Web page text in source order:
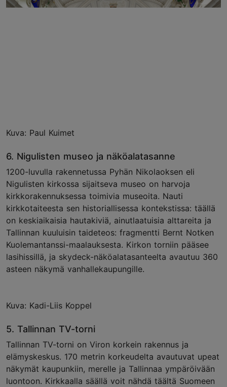
Kuva: Paul Kuimet
6. Nigulisten museo ja näköalatasanne
1200-luvulla rakennetussa Pyhän Nikolaoksen eli
Nigulisten kirkossa sijaitseva museo on harvoja
kirkkorakennuksessa toimivia museoita. Nauti
kirkkotaiteesta sen historiallisessa kontekstissa: täällä
on keskiaikaisia hautakiviä, ainutlaatuisia alttareita ja
Tallinnan kuuluisin taideteos: fragmentti Bernt Notken
Kuolemantanssi-maalauksesta. Kirkon torniin pääsee
lasihissillä, ja skydeck-näköalatasanteelta avautuu 360
asteen näkymä vanhallekaupungille.
Kuva: Kadi-Liis Koppel
5. Tallinnan TV-torni
Tallinnan TV-torni on Viron korkein rakennus ja
elämyskeskus. 170 metrin korkeudelta avautuvat upeat
näkymät kaupunkiin, merelle ja Tallinnaa ympäröivään
luontoon. Kirkkaalla säällä voit nähdä täältä Suomeen